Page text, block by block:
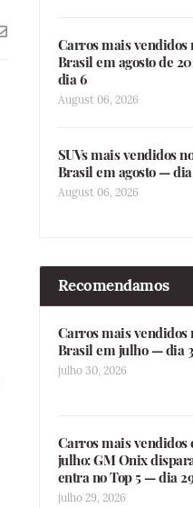
Carros mais vendidos
Brasil em agosto de
dia 6
August 06, 2026
SUVs mais vendidos no
Brasil em agosto —
August 06, 2026
Recomendamos
Carros mais vendidos
Brasil em julho — dia
julho 30, 2026
Carros mais vendidos
julho: GM Onix
entra no Top 5 — dia 29
julho 29, 2026